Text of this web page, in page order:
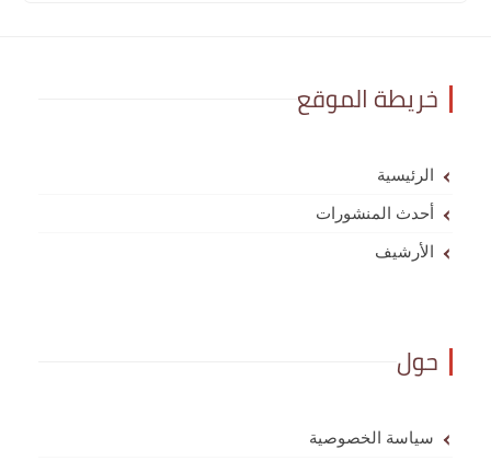
خريطة الموقع
الرئيسية
أحدث المنشورات
الأرشيف
حول
سياسة الخصوصية